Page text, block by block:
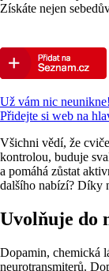
Získáte nejen
Už vám nic neunikne!
Přidejte si web na
Všichni vědí, že
kontrolou, buduje
a pomáhá zůstat
dalšího nabízí? Díky
Uvolňuje do
Dopamin, chemická
neurotransmiterů.